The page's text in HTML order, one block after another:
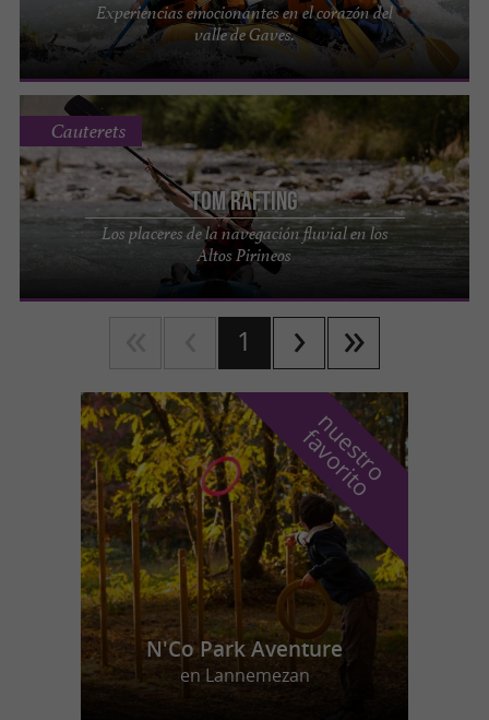
Experiencias emocionantes en el corazón del
valle de Gaves.
Tom Rafting
Los placeres de la navegación fluvial en los
Altos Pirineos
Cauterets
1
n
u
e
s
t
r
o
f
a
v
o
r
i
t
o
N'Co Park Aventure
en Lannemezan